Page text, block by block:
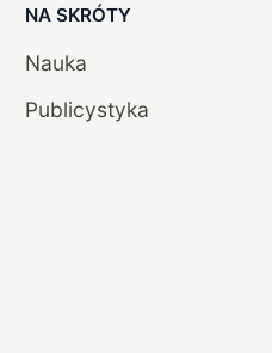
NA SKRÓTY
Nauka
Publicystyka